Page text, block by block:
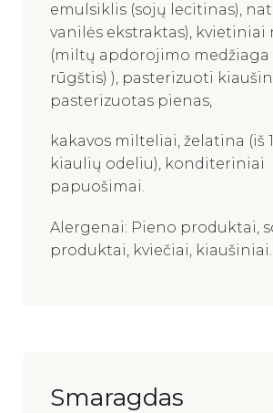
emulsiklis (sojų lecitinas),
vanilės ekstraktas), kvietiniai
(miltų apdorojimo medžiaga
rūgštis) ), pasterizuoti
pasterizuotas pienas,
kakavos milteliai, želatina (iš
kiaulių odeliu), konditeriniai
papuošimai.
Alergenai: Pieno produktai,
produktai, kviečiai, kiaušiniai.
Smaragdas